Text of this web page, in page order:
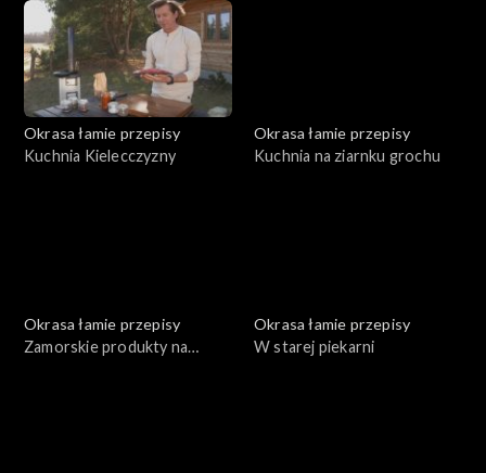
Okrasa łamie przepisy
Kuchnia Kielecczyzny
Okrasa łamie przepisy
Kuchnia na ziarnku grochu
Okrasa łamie przepisy
Zamorskie produkty na
Okrasa łamie przepisy
W starej piekarni